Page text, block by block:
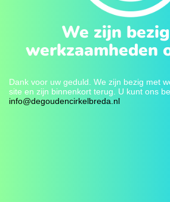
We zijn
werkzaamheden
Dank voor uw geduld. We zijn bezig met
site en zijn binnenkort terug. U kunt ons
info@degoudencirkelbreda.nl